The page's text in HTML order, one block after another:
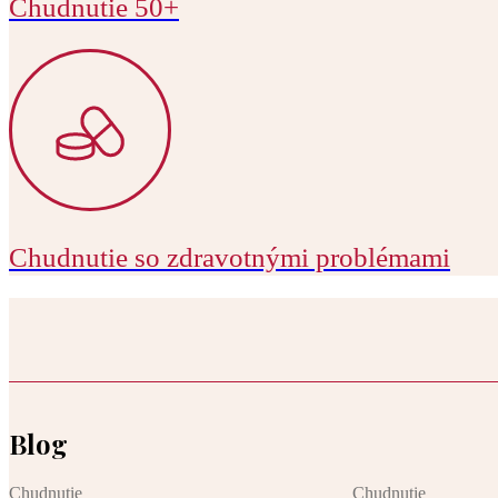
Chudnutie 50+
Chudnutie so zdravotnými problémami
Blog
Chudnutie
Chudnutie